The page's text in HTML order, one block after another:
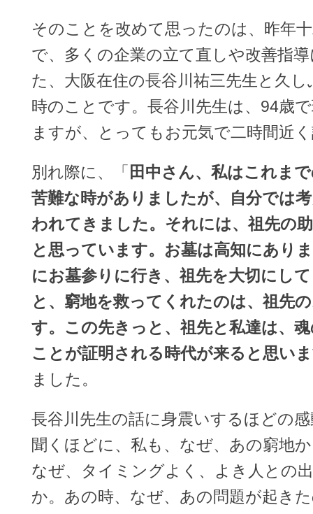
そのことを改めて思ったのは、昨年
で、多くの企業の立て直しや改善指
た、大阪在住の長谷川祐三先生と久
時のことです。長谷川先生は、94歳
ますが、とってもお元気で二時間近
別れ際に、「 田中さん、私はこれま
苦難な時がありましたが、自分では
われてきました。それには、祖先の
と思っています。お墓は高知にあり
にお墓参りに行き、祖先を大切にし
と、窮地を救ってくれたのは、祖先
す。この先きっと、祖先と私達は、
ことが証明される時代が来ると思い
ました。
長谷川先生の話に身震いするほどの
聞くほどに、私も、なぜ、あの窮地
なぜ、タイミングよく、よき人との
か。あの時、なぜ、あの問題が起き